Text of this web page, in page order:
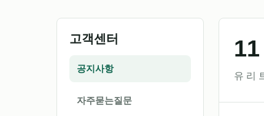
고객센터
공지사항
자주묻는질문
유 리